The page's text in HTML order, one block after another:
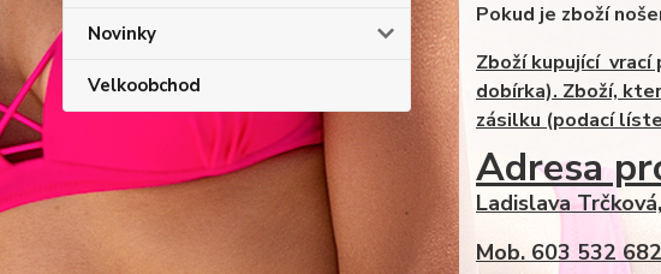
Novinky
Velkoobchod
Pokud je zboží
Zboží kupující vrací
dobírka). Zboží,
zásilku (podací
Adresa
Ladislava
Mob. 603 532 682